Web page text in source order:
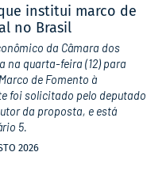
institui marco de
no Brasil
da Câmara dos
na quarta-feira (12) para
de Fomento à
foi solicitado pelo deputado
da proposta, e está
5.
2026